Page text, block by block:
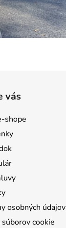
vás
shope
osobných údajov
cookie